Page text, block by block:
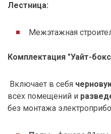
Лестница:
Межэтажная
Комплектация "Уайт-
Включает в себя
всех помещений и
без монтажа